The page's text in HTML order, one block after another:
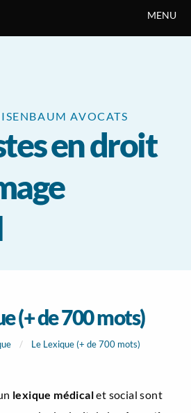
AVOCATS
en droit
(+ de 700 mots)
Le Lexique (+ de 700 mots)
lexique médicalet social sont
MENU